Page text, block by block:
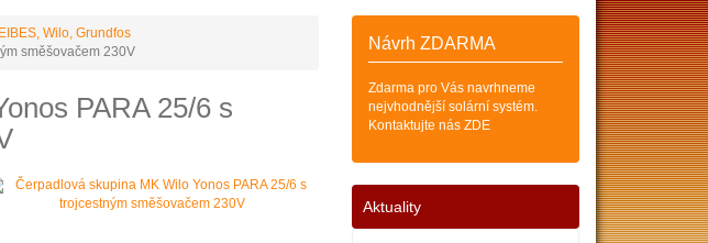
Wilo, Grundfos
směšovačem 230V
PARA 25/6 s
Návrh ZDARMA
Zdarma pro Vás navrhneme
nejvhodnější solární systém.
Kontaktujte nás ZDE
Aktuality